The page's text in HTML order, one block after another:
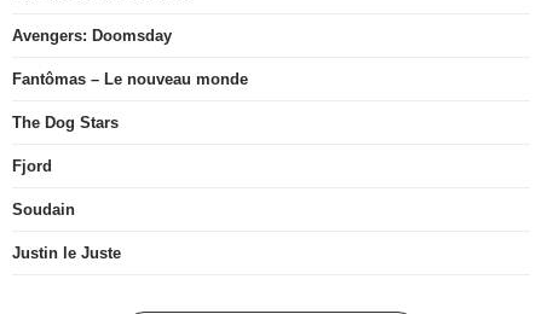
Avengers: Doomsday
Fantômas – Le nouveau monde
The Dog Stars
Fjord
Soudain
Justin le Juste